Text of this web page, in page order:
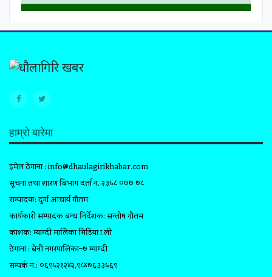
हाम्रो बारेमा
इमेल ठेगाना :info@dhaulagirikhabar.com
सूचना तथा प्रशारण बिभाग दर्ता न. २३५८ ०७७ ७८
सम्पादक: दुर्गा आचार्य गौतम
कार्यकारी सम्पादक प्रबन्ध निर्देशक: सन्तोष गौतम
प्रकाशक: म्याग्दी मालिका मिडिया प्रा.ली
ठेगाना : बेनी नगरपालिका–७ म्याग्दी
सम्पर्क न.: ०६९५२१२४२,९८४७६३३५६९